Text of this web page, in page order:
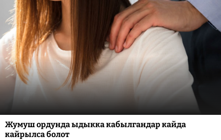
Жумуш ордунда ыдыкка кабылгандар кайда
кайрылса болот